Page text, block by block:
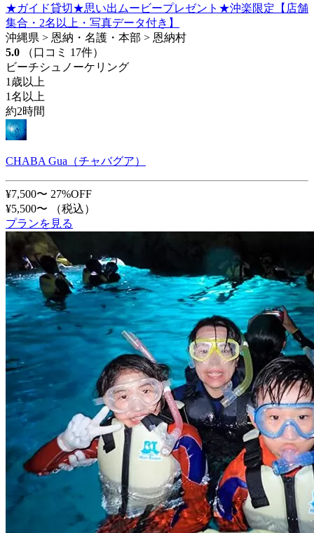
★ガイド貸切★思い出ムービープレゼント★沖楽限定【店舗
集合・2名以上・写真データ付き】
沖縄県 > 恩納・名護・本部 > 恩納村
5.0
（口コミ 17件）
ビーチシュノーケリング
1歳以上
1名以上
約2時間
CHABA Gua（チャバグア）
¥7,500〜 27%OFF
¥5,500〜
（税込）
プランを見る